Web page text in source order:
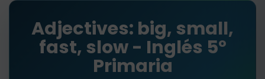
Adjectives: big, small,
fast, slow - Inglés 5º
Primaria